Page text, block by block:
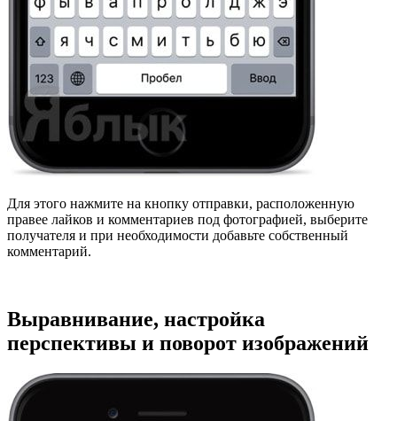
Для этого нажмите на кнопку отправки, расположенную
правее лайков и комментариев под фотографией, выберите
получателя и при необходимости добавьте собственный
комментарий.
Выравнивание, настройка
перспективы и поворот изображений